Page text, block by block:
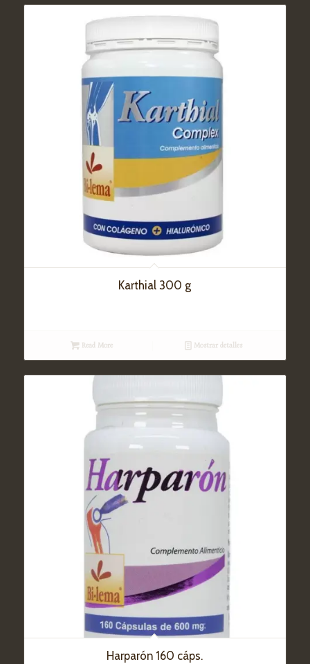
Karthial 300 g
Read More Mostrar detalles
Harparón 160 cáps.